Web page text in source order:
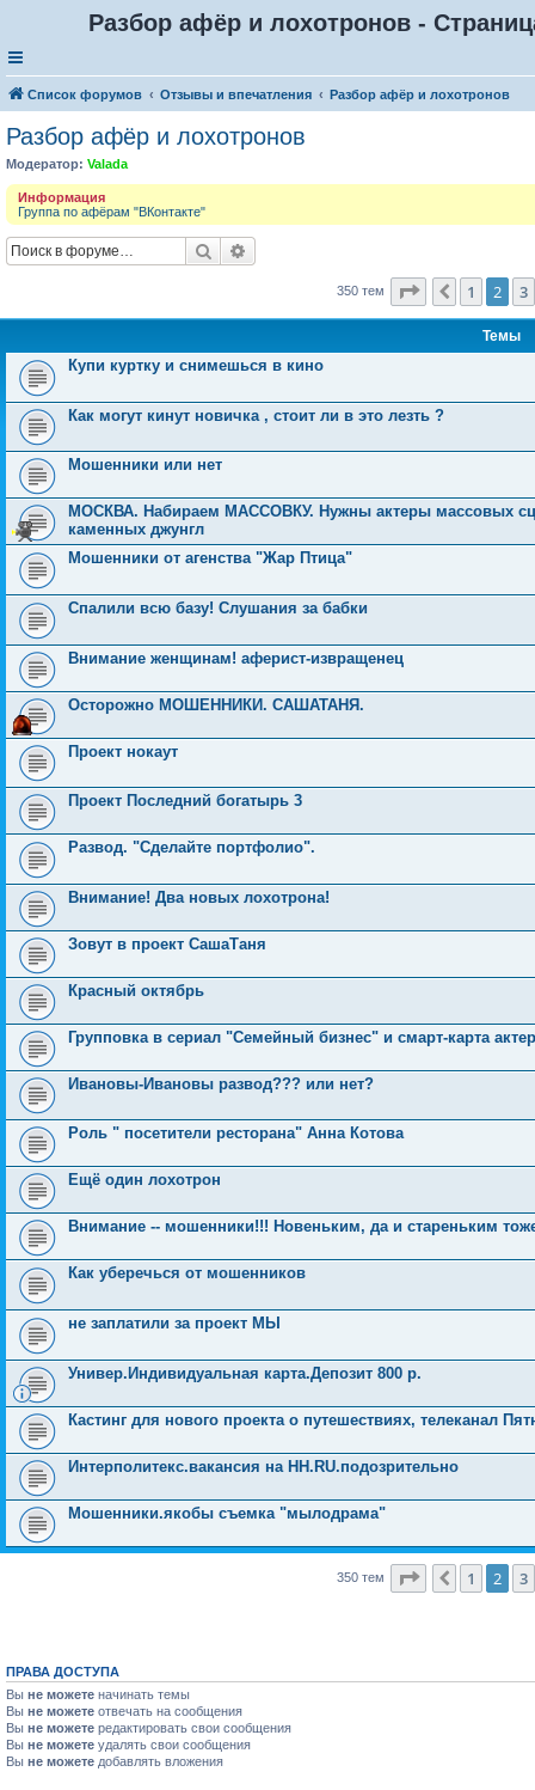
Разбор афёр и лохотронов -
Список форумов Отзывы и впечатления Разбор афёр и лохотронов
Разбор афёр и лохотронов
Модератор: Valada
Информация
Группа по афёрам "ВКонтакте"
Поиск
350 тем Страница из
Пред.
1 2 3
Темы
Купи куртку и снимешься в кино
Как могут кинут новичка , стоит ли в это лезть ?
Мошенники или нет
МОСКВА. Набираем МАССОВКУ. Нужны актеры массовых
каменных джунгл
Мошенники от агенства "Жар Птица"
Спалили всю базу! Слушания за бабки
Внимание женщинам! аферист-извращенец
Осторожно МОШЕННИКИ. САШАТАНЯ.
Проект нокаут
Проект Последний богатырь 3
Развод. "Сделайте портфолио".
Внимание! Два новых лохотрона!
Зовут в проект СашаТаня
Красный октябрь
Групповка в сериал "Семейный бизнес" и смарт-карта
Ивановы-Ивановы развод??? или нет?
Роль " посетители ресторана" Анна Котова
Ещё один лохотрон
Внимание -- мошенники!!! Новеньким, да и стареньким
Как уберечься от мошенников
не заплатили за проект МЫ
Универ.Индивидуальная карта.Депозит 800 р.
Кастинг для нового проекта о путешествиях, телеканал
Интерполитекс.вакансия на HH.RU.подозрительно
Мошенники.якобы съемка "мылодрама"
350 тем Страница из
Пред.
1 2 3
ПРАВА ДОСТУПА
Вы не можете начинать темы
Вы не можете отвечать на сообщения
Вы не можете редактировать свои сообщения
Вы не можете удалять свои сообщения
Вы не можете добавлять вложения